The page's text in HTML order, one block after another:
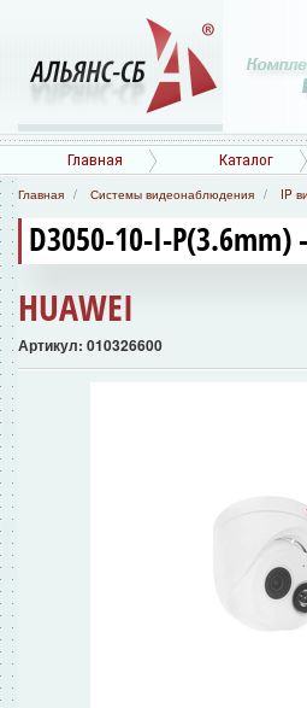
Главная Каталог
Главная Системы видеонаблюдения IP
D3050-10-I-
HUAWEI
Артикул: 010326600